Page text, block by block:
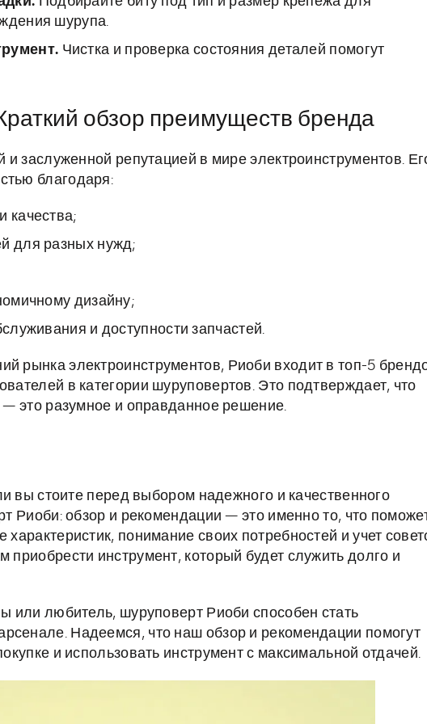
шурупа.
Чистка и проверка состояния деталей помогут
обзор преимуществ бренда
заслуженной репутацией в мире электроинструментов.
благодаря:
качества;
для разных нужд;
дизайну;
и доступности запчастей.
рынка электроинструментов, Риоби входит в топ-5
в категории шуруповертов. Это подтверждает, что
— это разумное и оправданное решение.
вы стоите перед выбором надежного и качественного
Риоби: обзор и рекомендации — это именно то, что
понимание своих потребностей и учет
инструмент, который будет служить долго и
или любитель, шуруповерт Риоби способен стать
Надеемся, что наш обзор и рекомендации помогут
и использовать инструмент с максимальной отдачей.